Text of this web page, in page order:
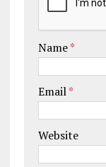
Name*
Email*
Website